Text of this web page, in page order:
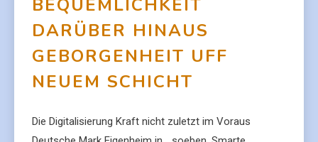
BEQUEMLICHKEIT
DARÜBER HINAUS
GEBORGENHEIT UFF
NEUEM SCHICHT
Die Digitalisierung Kraft nicht zuletzt im Voraus